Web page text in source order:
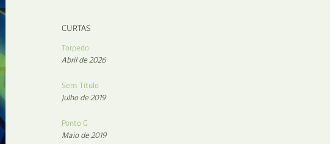
CURTAS
Torpedo
Abril de 2026
Sem Título
Julho de 2019
Ponto G
Maio de 2019